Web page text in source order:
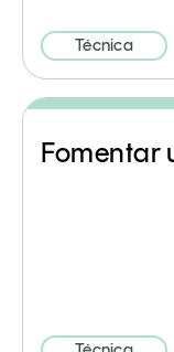
Técnica
Fomentar